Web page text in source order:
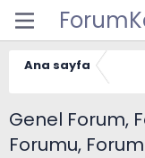
Ana sayfa
Genel Forum,
Forumu,